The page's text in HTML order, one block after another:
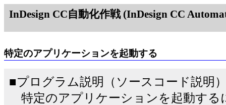
InDesign CC自動化作戦 (InDesign CC
特定のアプリケーションを起動する
■プログラム説明（ソースコード説明
特定のアプリケーションを起動する